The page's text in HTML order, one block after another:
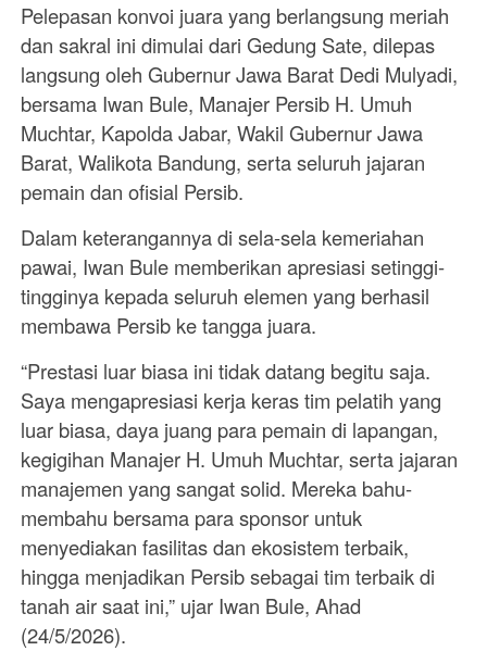
Pelepasan konvoi juara yang berlangsung meriah
dan sakral ini dimulai dari Gedung Sate, dilepas
langsung oleh Gubernur Jawa Barat Dedi Mulyadi,
bersama Iwan Bule, Manajer Persib H. Umuh
Muchtar, Kapolda Jabar, Wakil Gubernur Jawa
Barat, Walikota Bandung, serta seluruh jajaran
pemain dan ofisial Persib.
Dalam keterangannya di sela-sela kemeriahan
pawai, Iwan Bule memberikan apresiasi setinggi-
tingginya kepada seluruh elemen yang berhasil
membawa Persib ke tangga juara.
“Prestasi luar biasa ini tidak datang begitu saja.
Saya mengapresiasi kerja keras tim pelatih yang
luar biasa, daya juang para pemain di lapangan,
kegigihan Manajer H. Umuh Muchtar, serta jajaran
manajemen yang sangat solid. Mereka bahu-
membahu bersama para sponsor untuk
menyediakan fasilitas dan ekosistem terbaik,
hingga menjadikan Persib sebagai tim terbaik di
tanah air saat ini,” ujar Iwan Bule, Ahad
(24/5/2026).